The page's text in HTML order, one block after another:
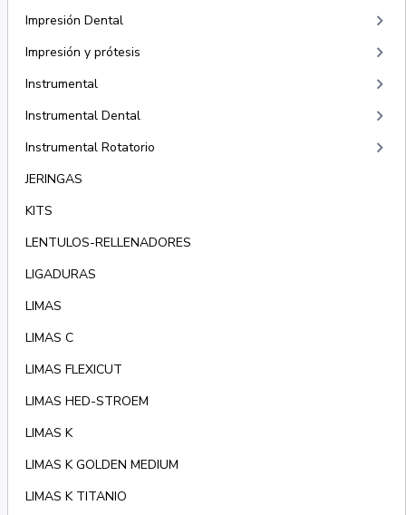
Impresión Dental keyboard_arrow_right
Impresión y prótesis keyboard_arrow_right
Instrumental keyboard_arrow_right
Instrumental Dental keyboard_arrow_right
Instrumental Rotatorio keyboard_arrow_right
JERINGAS
KITS
LENTULOS-RELLENADORES
LIGADURAS
LIMAS
LIMAS C
LIMAS FLEXICUT
LIMAS HED-STROEM
LIMAS K
LIMAS K GOLDEN MEDIUM
LIMAS K TITANIO